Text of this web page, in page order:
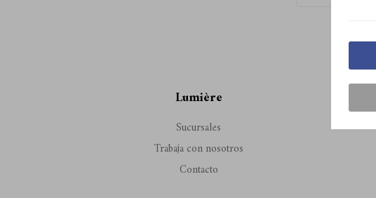
Lumière
Sucursales
Trabaja con nosotros
Contacto